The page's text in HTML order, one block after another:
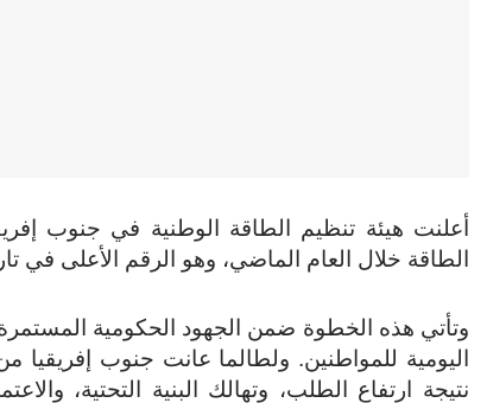
الطاقة خلال العام الماضي، وهو الرقم الأعلى في
وتأتي هذه الخطوة ضمن الجهود الحكومية المستمرة
اليومية للمواطنين. ولطالما عانت جنوب إفريقيا
نتيجة ارتفاع الطلب، وتهالك البنية التحتية،